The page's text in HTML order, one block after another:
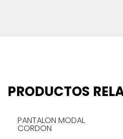
PRODUCTOS
PANTALON MODAL
CORDON